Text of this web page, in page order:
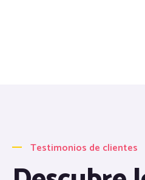
Testimonios de clientes